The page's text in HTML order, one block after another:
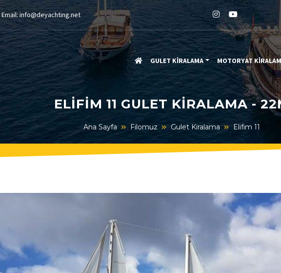
Email: info@deyachting.net
GULET KİRALAMA MOTORYAT
ELIFIM 11 GULET KIRALAMA -
Ana Sayfa Filomuz Gulet Kiralama Elifim 11